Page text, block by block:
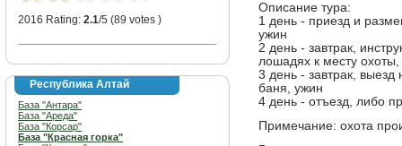
2016 Rating: 2.1/5 (89 votes )
Республика Алтай
База "Антара"
База "Ареда"
База "Корсар"
База "Красная горка"
Описание тура:
1 день - приезд и
ужин
2 день - завтрак,
лошадях к месту
3 день - завтрак,
баня, ужин
4 день - отъезд, либо
Примечание: охота